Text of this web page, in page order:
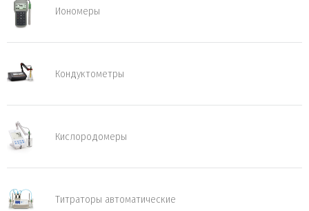
Иономеры
Кондуктометры
Кислородомеры
Титраторы автоматические